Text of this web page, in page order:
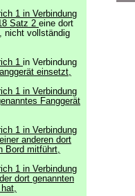
1 in Verbindung
Satz 2 eine dort
nicht vollständig
1 in Verbindung
einsetzt,
1 in Verbindung
Fanggerät
1 in Verbindung
anderen dort
Bord mitführt,
1 in Verbindung
dort genannten